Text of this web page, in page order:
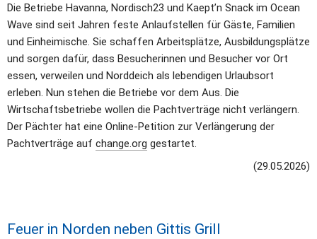
Die Betriebe Havanna, Nordisch23 und Kaept’n Snack im Ocean
Wave sind seit Jahren feste Anlaufstellen für Gäste, Familien
und Einheimische. Sie schaffen Arbeitsplätze, Ausbildungsplätze
und sorgen dafür, dass Besucherinnen und Besucher vor Ort
essen, verweilen und Norddeich als lebendigen Urlaubsort
erleben. Nun stehen die Betriebe vor dem Aus. Die
Wirtschaftsbetriebe wollen die Pachtverträge nicht verlängern.
Der Pächter hat eine Online-Petition zur Verlängerung der
Pachtverträge auf change.org gestartet.
(29.05.2026)
Feuer in Norden neben Gittis Grill